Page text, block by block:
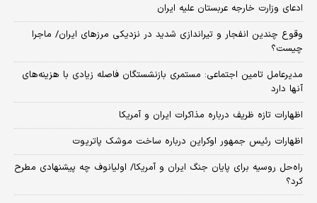
ادعای وزارت خارجه عربستان علیه ایران
وقوع چندین انفجار و تیراندازی شدید در نزدیکی مرز‌های ایران/ ماجرا
چیست؟
مدیرعامل تامین اجتماعی: مستمری بازنشستگان فاصله زیادی با هزینه‌های
آنها دارد
اظهارات تازه ظریف درباره مذاکرات ایران و آمریکا
اظهارات رئیس جمهور اوکراین درباره ساخت موشک پاتریوت
راه‌حل روسیه برای پایان جنگ ایران و آمریکا/ اولیانوف چه پیشنهادی مطرح
کرد؟